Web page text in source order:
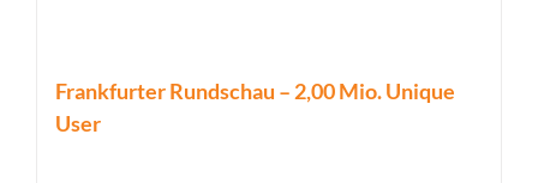
Frankfurter Rundschau – 2,00 Mio. Unique
User